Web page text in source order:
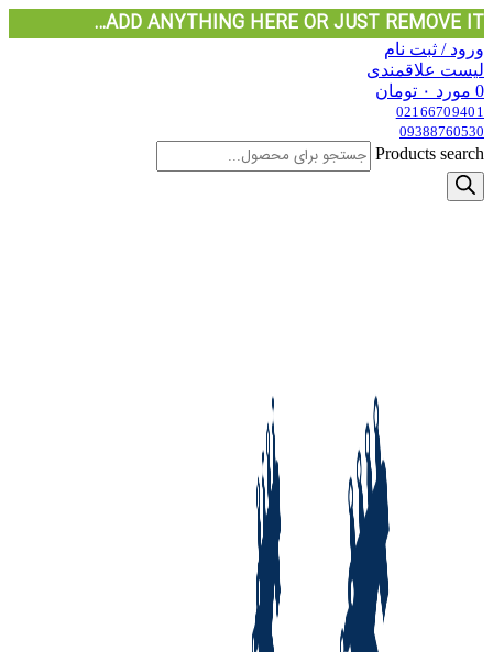
ADD ANYTHING HERE OR JUST REMOVE IT…
ورود / ثبت نام
لیست علاقمندی
0 مورد ۰ تومان
02166709401
09388760530
Products search